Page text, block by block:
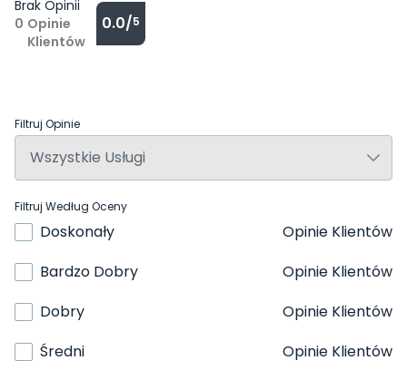
Brak Opinii
0 Opinie
Klientów
0.0/5
Filtruj Opinie
Filtruj Według Oceny
Doskonały
Opinie Klientów
Bardzo Dobry
Opinie Klientów
Dobry
Opinie Klientów
Średni
Opinie Klientów